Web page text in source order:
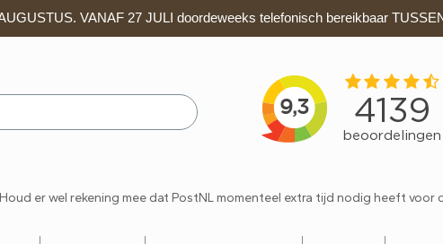
VANAF 27 JULI doordeweeks telefonisch bereikbaar
er wel rekening mee dat PostNL momenteel extra tijd nodig heeft voor